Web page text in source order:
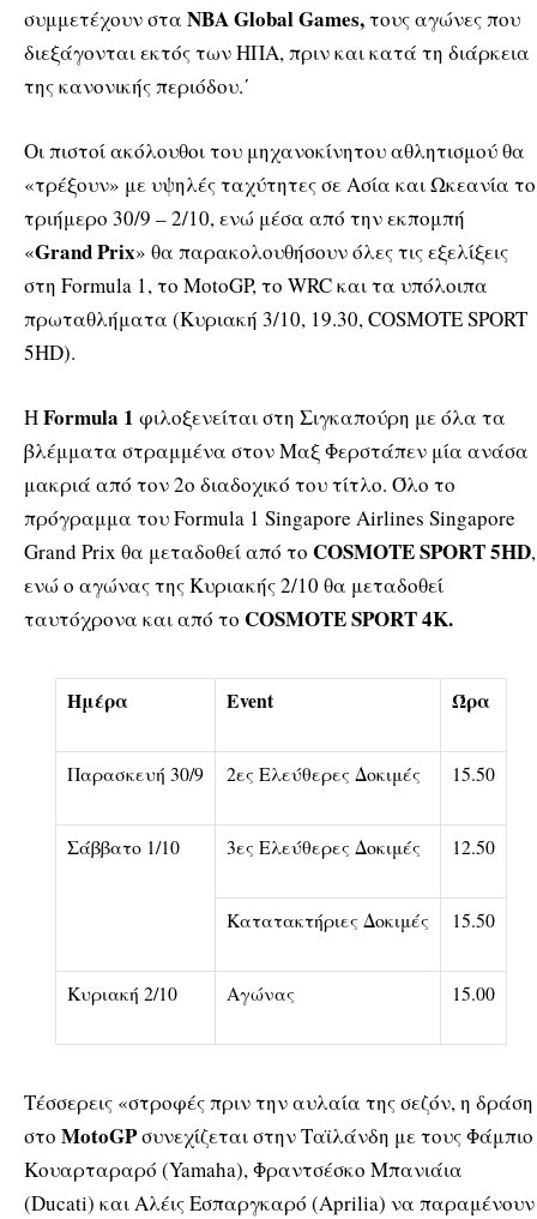
συμμετέχουν στα ΝΒΑ Global Games,τους αγώνες που
διεξάγονται εκτός των ΗΠΑ, πριν και κατά τη διάρκεια
της κανονικής περιόδου.΄
Οι πιστοί ακόλουθοι του μηχανοκίνητου αθλητισμού θα
«τρέξουν» με υψηλές ταχύτητες σε Ασία και Ωκεανία το
τριήμερο 30/9 – 2/10, ενώ μέσα από την εκπομπή
«Grand Prix» θα παρακολουθήσουν όλες τις εξελίξεις
στη Formula 1, το MotoGP, το WRC και τα υπόλοιπα
πρωταθλήματα (Κυριακή 3/10, 19.30, COSMOTE SPORT
5HD).
ΗFormula 1 φιλοξενείται στη Σιγκαπούρη με όλα τα
βλέμματα στραμμένα στον Μαξ Φερστάπεν μία ανάσα
μακριά από τον 2ο διαδοχικό του τίτλο. Όλο το
πρόγραμμα του Formula 1 Singapore Airlines Singapore
Grand Prix θα μεταδοθεί από το COSMOTE SPORT 5HD,
ενώ ο αγώνας της Κυριακής 2/10 θα μεταδοθεί
ταυτόχρονα και από το COSMOTE SPORT 4K.
Ημέρα Event Ώρα
Παρασκευή 30/9 2ες Ελεύθερες Δοκιμές 15.50
Σάββατο 1/10 3ες Ελεύθερες Δοκιμές 12.50
Κατατακτήριες Δοκιμές 15.50
Κυριακή 2/10 Αγώνας 15.00
Τέσσερεις «στροφές πριν την αυλαία της σεζόν, η δράση
στο MotoGPσυνεχίζεται στην Ταϊλάνδη με τους Φάμπιο
Κουαρταραρό (Yamaha), Φραντσέσκο Μπανιάια
(Ducati) και Αλέις Εσπαργκαρό (Aprilia) να παραμένουν